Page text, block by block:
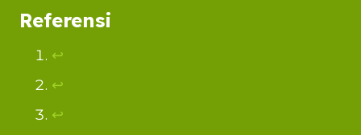
Referensi
↩︎
↩︎
↩︎